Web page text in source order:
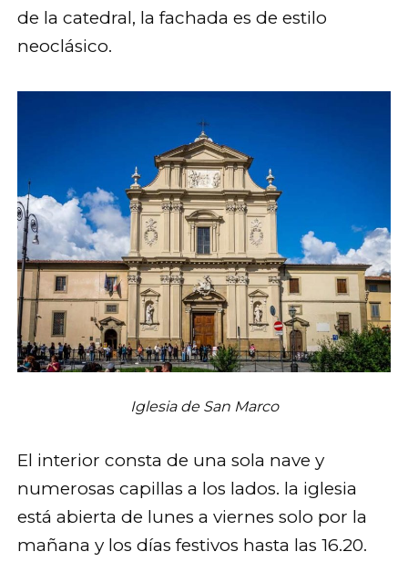
de la catedral, la fachada es de estilo
neoclásico.
Iglesia de San Marco
El interior consta de una sola nave y
numerosas capillas a los lados. la iglesia
está abierta de lunes a viernes solo por la
mañana y los días festivos hasta las 16.20.